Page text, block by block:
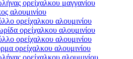
ορείχαλκου μαγγανίου
αλουμινίου
ορείχαλκου αλουμινίου
ορείχαλκου αλουμινίου
ορείχαλκου αλουμινίου
ορείχαλκου αλουμινίου
ορείχαλκου αλουμινίου